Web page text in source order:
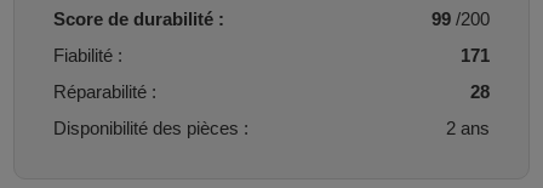
Score de durabilité :
99/200
Fiabilité :
171
Réparabilité :
28
Disponibilité des pièces :
2 ans